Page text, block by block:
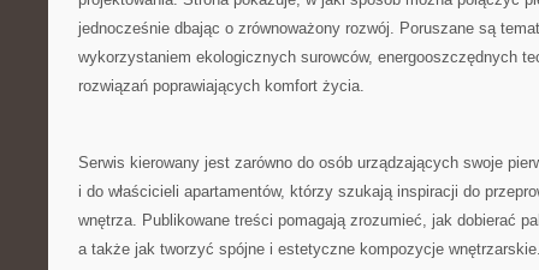
jednocześnie dbając o zrównoważony rozwój. Poruszane są
wykorzystaniem ekologicznych surowców, energooszczędnych
rozwiązań poprawiających komfort życia.
Serwis kierowany jest zarówno do osób urządzających swoje
i do właścicieli apartamentów, którzy szukają inspiracji do
wnętrza. Publikowane treści pomagają zrozumieć, jak dobierać
a także jak tworzyć spójne i estetyczne kompozycje